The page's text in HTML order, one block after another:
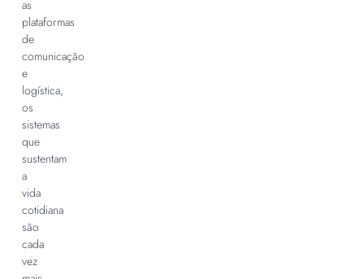
as
plataformas
de
comunicação
e
logística,
os
sistemas
que
sustentam
a
vida
cotidiana
são
cada
vez